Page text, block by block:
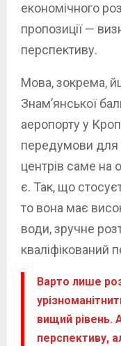
економічного
пропозиції —
перспективу.
Мова, зокрема,
Знам’янської
аеропорту у
передумови для
центрів саме на
є. Так, що
то вона має
води, зручне
кваліфікований
Варто лише
вищий рівень.
перспективу,